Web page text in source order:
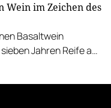
Wein im Zeichen des
Basaltwein
Jahren Reife am